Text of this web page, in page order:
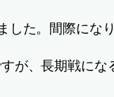
した。間際にな
が、長期戦に